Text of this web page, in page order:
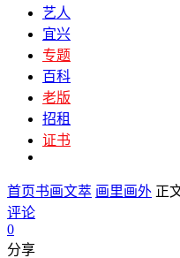
艺人
宜兴
专题
百科
老版
招租
证书
首页书画文萃 画里画外 正
评论
0
分享